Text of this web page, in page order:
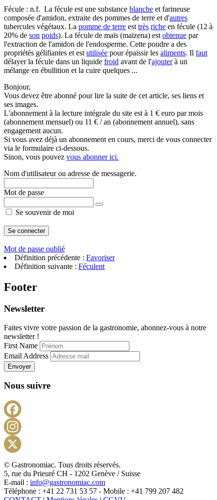
Fécule : n.f. La fécule est une substance blanche et farineuse
composée d'amidon, extraite des pommes de terre et d'autres
tubercules végétaux. La pomme de terre est très riche en fécule (12 à
20% de son poids). La fécule de maïs (maïzena) est obtenue par
l'extraction de l'amidon de l'endosperme. Cette poudre a des
propriétés gélifiantes et est utilisée pour épaissir les aliments. Il faut
délayer la fécule dans un liquide froid avant de l'ajouterà un
mélange en ébullition et la cuire quelques ...
Bonjour,
Vous devez être abonné pour lire la suite de cet article, ses liens et
ses images.
L'abonnement à la lecture intégrale du site est à 1 € euro par mois
(abonnement mensuel) ou 11 € / an (abonnement annuel), sans
engagement aucun.
Si vous avez déjà un abonnement en cours, merci de vous connecter
via le formulaire ci-dessous.
Sinon, vous pouvez vous abonner ici.
Nom d'utilisateur ou adresse de messagerie.
Mot de passe
Se souvenir de moi
Mot de passe oublié
Définition précédente : Favoriser
Définition suivante : Féculent
Footer
Newsletter
Faites vivre votre passion de la gastronomie, abonnez-vous à notre
newsletter !
First Name
Email Address
Envoyer
Nous suivre
X
© Gastronomiac. Tous droits réservés.
5, rue du Prieuré CH - 1202 Genève / Suisse
E-mail : info@gastronomiac.com
Téléphone : +41 22 731 53 57 - Mobile : +41 799 207 482